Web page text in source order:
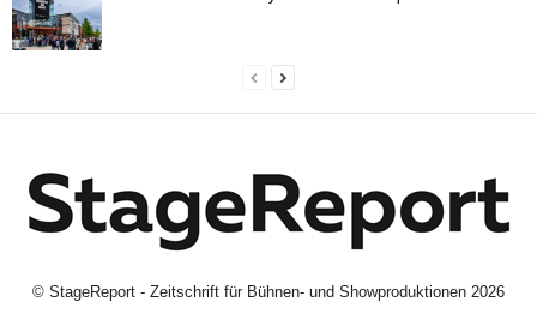
© StageReport - Zeitschrift für Bühnen- und Showproduktionen 2026